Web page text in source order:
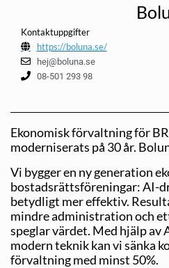
Kontaktuppgifter
https://boluna.se/
hej@boluna.se
08-501 293 98
Ekonomisk förvaltning för
moderniserats på 30 år.
Vi bygger en ny generation
bostadsrättsföreningar: AI-
betydligt mer effektiv.
mindre administration och
speglar värdet. Med hjälp av
modern teknik kan vi sänka
förvaltning med minst 50%.